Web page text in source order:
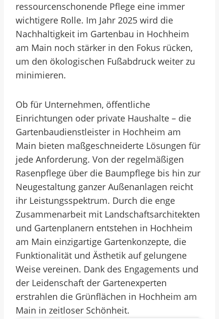
ressourcenschonende Pflege eine immer
wichtigere Rolle. Im Jahr 2025 wird die
Nachhaltigkeit im Gartenbau in Hochheim
am Main noch stärker in den Fokus rücken,
um den ökologischen Fußabdruck weiter zu
minimieren.
Ob für Unternehmen, öffentliche
Einrichtungen oder private Haushalte – die
Gartenbaudienstleister in Hochheim am
Main bieten maßgeschneiderte Lösungen für
jede Anforderung. Von der regelmäßigen
Rasenpflege über die Baumpflege bis hin zur
Neugestaltung ganzer Außenanlagen reicht
ihr Leistungsspektrum. Durch die enge
Zusammenarbeit mit Landschaftsarchitekten
und Gartenplanern entstehen in Hochheim
am Main einzigartige Gartenkonzepte, die
Funktionalität und Ästhetik auf gelungene
Weise vereinen. Dank des Engagements und
der Leidenschaft der Gartenexperten
erstrahlen die Grünflächen in Hochheim am
Main in zeitloser Schönheit.